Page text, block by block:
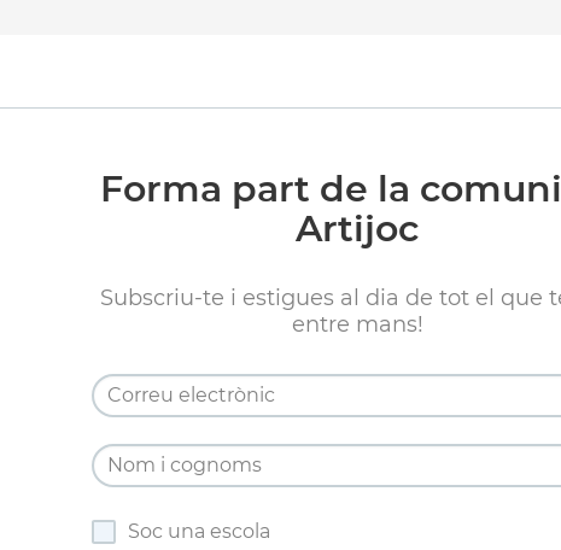
Forma part de la
Artijoc
Subscriu-te i estigues al dia de tot el que
entre mans!
Soc una escola